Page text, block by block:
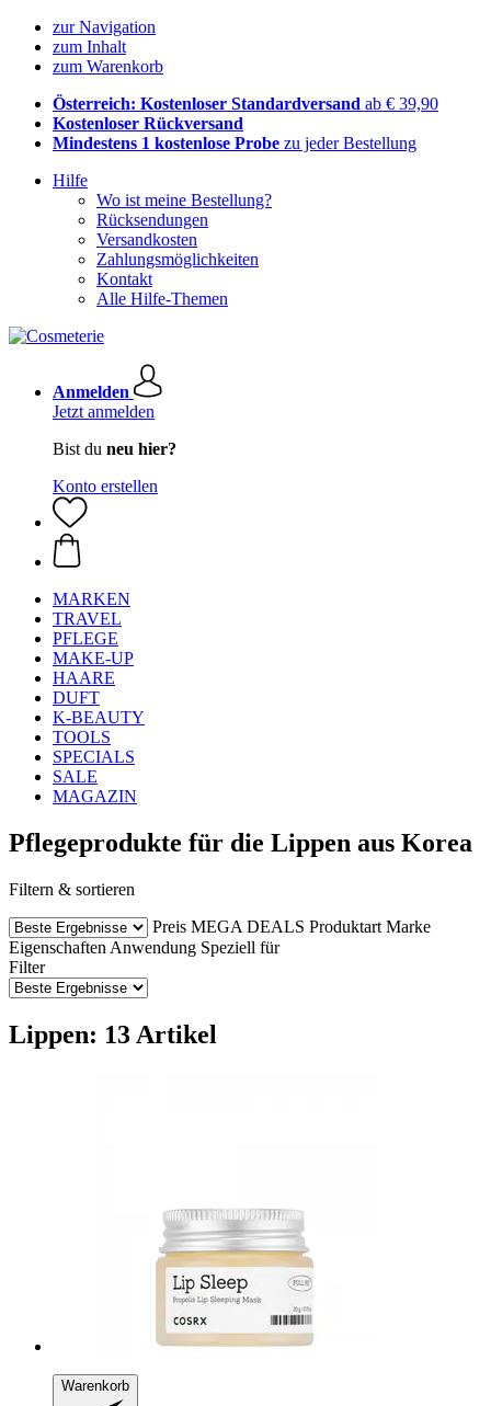
zur Navigation
zum Inhalt
zum Warenkorb
Österreich: Kostenloser Standardversand ab € 39,90
Kostenloser Rückversand
Mindestens 1 kostenlose Probe zu jeder Bestellung
Hilfe
Wo ist meine Bestellung?
Rücksendungen
Versandkosten
Zahlungsmöglichkeiten
Kontakt
Alle Hilfe-Themen
Anmelden
Jetzt anmelden
Bist du neu hier?
Konto erstellen
MARKEN
TRAVEL
PFLEGE
MAKE-UP
HAARE
DUFT
K-BEAUTY
TOOLS
SPECIALS
SALE
MAGAZIN
Pflegeprodukte für die Lippen aus Korea
Filtern & sortieren
Preis MEGA DEALS Produktart Marke
Eigenschaften Anwendung Speziell für
Filter
Lippen: 13 Artikel
Warenkorb